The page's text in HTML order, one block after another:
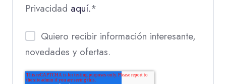
Privacidad aquí.*
Quiero recibir información interesante,
novedades y ofertas.